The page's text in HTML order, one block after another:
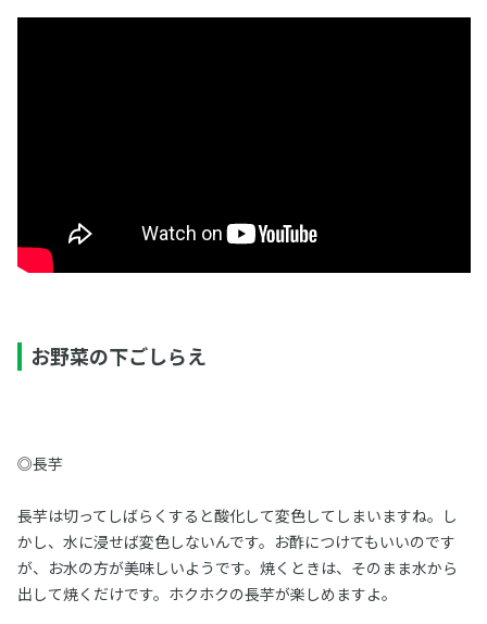
お野菜の下ごしらえ
◎長芋
長芋は切ってしばらくすると酸化して変色してしまいますね。し
かし、水に浸せば変色しないんです。お酢につけてもいいのです
が、お水の方が美味しいようです。焼くときは、そのまま水から
出して焼くだけです。ホクホクの長芋が楽しめますよ。